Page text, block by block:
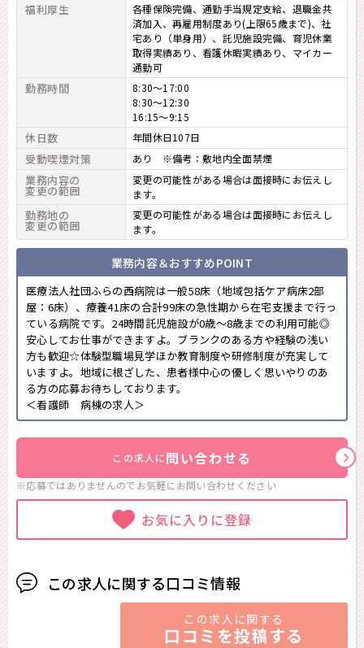
福利厚生
各種保険完備、通勤手当規定支給、退職金共
済加入、再雇用制度あり(上限65歳まで)、社
宅あり（単身用）、託児施設完備、育児休業
取得実績あり、看護休暇実績あり、マイカー
通勤可
勤務時間
8:30～17:00
8:30～12:30
16:15～9:15
休日数 年間休日107日
受動喫煙対策 あり ※備考：敷地内全面禁煙
業務内容の
変更の範囲
変更の可能性がある場合は面接時にお伝えし
ます。
勤務地の
変更の範囲
変更の可能性がある場合は面接時にお伝えし
ます。
業務内容＆おすすめPOINT
医療法人社団ふらの西病院は一般58床（地域包括ケア病床2部
屋：6床）、療養41床の合計99床の急性期から在宅支援まで行っ
ている病院です。24時間託児施設が0歳～8歳までの利用可能◎
安心してお仕事ができますよ。ブランクのある方や経験の浅い
方も歓迎☆体験型職場見学ほか教育制度や研修制度が充実して
いますよ。地域に根ざした、患者様中心の優しく思いやりのあ
る方の応募お待ちしております。
＜看護師 病棟の求人＞
この求人に問い合わせる
※応募ではありませんのでお気軽にお問い合わせください
お気に入りに登録
この求人に関する口コミ情報
この求人に関する
口コミを投稿する